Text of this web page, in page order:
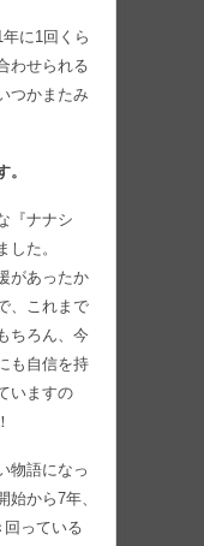
に1回くら
わせられる
つかまたみ
『ナナシ
た。
があったか
、これまで
ちろん、今
も自信を持
いますの
物語になっ
から7年、
回っている